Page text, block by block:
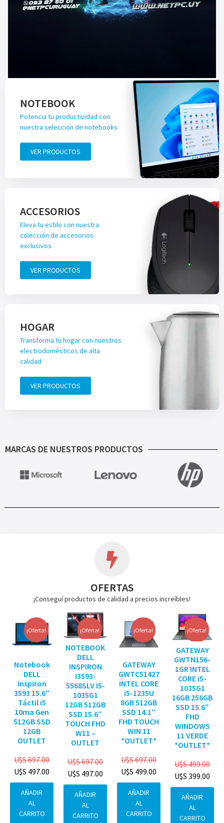
NOTEBOOK
Potencia tu productividad con
nuestra selección de notebooks
VER PRODUCTOS
ACCESORIOS
Eleva tu estilo con nuestra
colección de accesorios
exclusivos
VER PRODUCTOS
HOGAR
Transforma tu hogar con nuestros
electrodomésticos de alta
calidad
VER PRODUCTOS
MARCAS DE NUESTROS PRODUCTOS
OFERTAS
¡Conseguí productos de calidad a precios increíbles!
¡Oferta!
Notebook
DELL
Inspiron
3593 15.6″
Táctil i5
10ma Gen
512GB SSD
12GB
OUTLET
U$S697.00
U$S 497.00
AÑADIR
AL
CARRITO
¡Oferta!
NOTEBOOK
DELL
INSPIRON
I3593-
5568SLV I5-
1035G1
12GB 512GB
SSD 15.6″
TOUCH FHD
W11 –
OUTLET
U$S697.00
U$S 497.00
AÑADIR
AL
CARRITO
¡Oferta!
GATEWAY
GWTC51427
INTEL CORE
i5-1235U
8GB 512GB
SSD 14.1″
FHD TOUCH
WIN 11
*OUTLET*
U$S697.00
U$S 499.00
AÑADIR
AL
CARRITO
¡Oferta!
GATEWAY
GWTN156-
1GR INTEL
CORE i5-
1035G1
16GB 256GB
SSD 15.6″
FHD
WINDOWS
11 VERDE
*OUTLET*
U$S499.00
U$S 399.00
AÑADIR
AL
CARRITO